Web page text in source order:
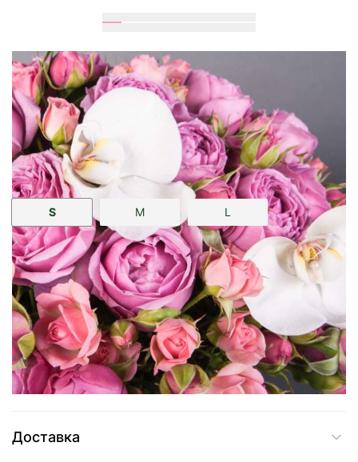
Ожидается
20см
Размер:
S M L
3 759 грн
Добавить в корзину
Купить в один клик
Доставка